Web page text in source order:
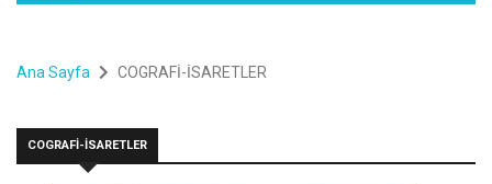
Ana Sayfa COGRAFİ-İSARETLER
COGRAFİ-İSARETLER